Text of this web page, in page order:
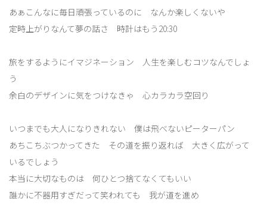
あぁこんなに毎日頑張っているのに なんか楽しくないや
定時上がりなんて夢の話さ 時計はもう20:30
旅をするようにイマジネーション 人生を楽しむコツなんでしょ
う
余白のデザインに気をつけなきゃ 心カラカラ空回り
いつまでも大人になりきれない 僕は飛べないピーターパン
あちこちぶつかってきた その道を振り返れば 大きく広がって
いるでしょう
本当に大切なものは 何ひとつ捨てなくてもいい
誰かに不器用すぎだって笑われても 我が道を進め